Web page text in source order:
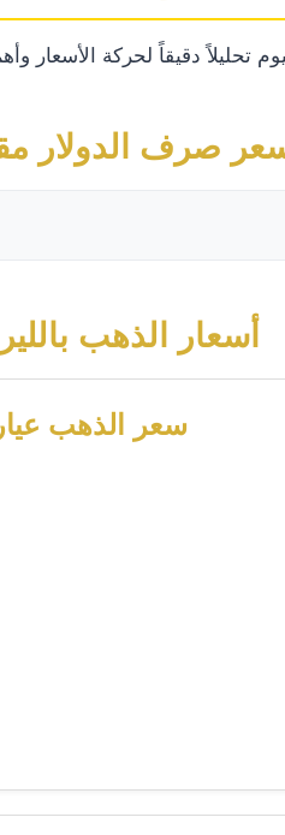
تحليلاً دقيقاً لحركة الأسعار
صرف الدولار
أسعار الذهب
سعر الذهب عيار